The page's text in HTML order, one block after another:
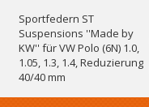
Sportfedern ST
Suspensions ''Made by
KW'' für VW Polo (6N) 1.0,
1.05, 1.3, 1.4, Reduzierung
40/40 mm